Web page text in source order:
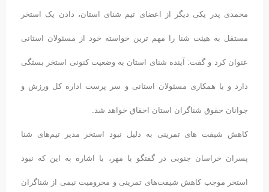
محمدی پدر یکی دیگر از اعضای تیم شنای استان، دادن یک استخر
مستقل به هیئت شنا را مهم ترین خواسته خود از مسئولان استانی
عنوان کرد و گفت: آینده شنای استان به وضعیت کنونی استخر بستگی
دارد و با همکاری مسئولان استانی و سر پرست اداره کل ورزش و
جوانان حقوق شناگران استان احقاق خواهد شد.
کاهش شیفت های تمرینی به دلیل نبود استخر مدیر تیم‌های شنا
پسران خراسان جنوبی در گفتگو با مهر، با اشاره به این که نبود
استخر موجب کاهش شیفت‌های تمرینی و محرومیت نیمی از شناگران